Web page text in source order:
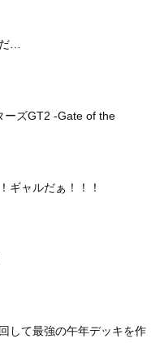
…
ーズGT2 -Gate of the
ギャルだぁ！！！
して最強の午年デッキを作